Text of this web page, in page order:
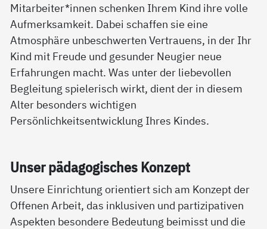
Mitarbeiter*innen schenken Ihrem Kind ihre volle
Aufmerksamkeit. Dabei schaffen sie eine
Atmosphäre unbeschwerten Vertrauens, in der Ihr
Kind mit Freude und gesunder Neugier neue
Erfahrungen macht. Was unter der liebevollen
Begleitung spielerisch wirkt, dient der in diesem
Alter besonders wichtigen
Persönlichkeitsentwicklung Ihres Kindes.
Un­ser päda­go­gi­sches Kon­zept
Unsere Einrichtung orientiert sich am Konzept der
Offenen Arbeit, das inklusiven und partizipativen
Aspekten besondere Bedeutung beimisst und die